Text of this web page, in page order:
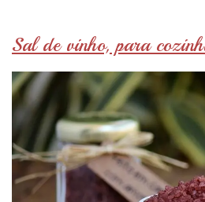
Sal de vinho, para